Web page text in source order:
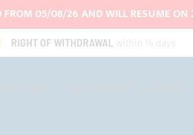
FROM 05/08/26 AND WILL RESUME
RIGHT OF WITHDRAWAL